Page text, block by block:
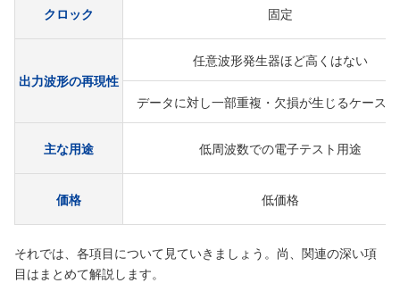
クロック 固定
出力波形の再現性
任意波形発生器ほど⾼くはない
データに対し⼀部重複・⽋損が⽣じるケース
主な用途 低周波数での電⼦テスト⽤途
価格 低価格
それでは、各項目について見ていきましょう。尚、関連の深い項
目はまとめて解説します。